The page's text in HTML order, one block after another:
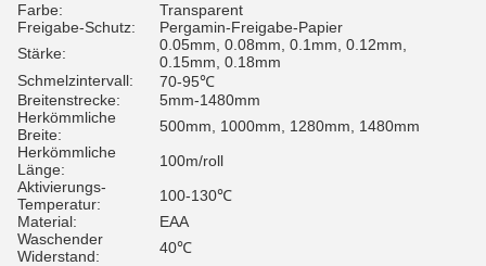
Farbe:
Transparent
Freigabe-Schutz:
Pergamin-Freigabe-Papier
Stärke:
0.05mm, 0.08mm, 0.1mm, 0.12mm,
0.15mm, 0.18mm
Schmelzintervall:
70-95℃
Breitenstrecke:
5mm-1480mm
Herkömmliche
Breite:
500mm, 1000mm, 1280mm, 1480mm
Herkömmliche
Länge:
100m/roll
Aktivierungs-
Temperatur:
100-130℃
Material:
EAA
Waschender
Widerstand:
40℃